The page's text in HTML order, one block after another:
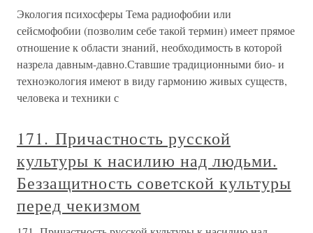
Экология психосферы Тема радиофобии или
сейсмофобии (позволим себе такой термин) имеет прямое
отношение к области знаний, необходимость в которой
назрела давным-давно.Ставшие традиционными био- и
техноэкология имеют в виду гармонию живых существ,
человека и техники с
171. Причастность русской
культуры к насилию над людьми.
Беззащитность советской культуры
перед чекизмом